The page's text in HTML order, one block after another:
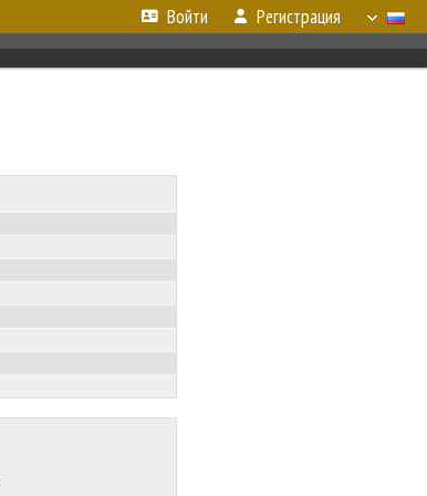
Войти Регистрация